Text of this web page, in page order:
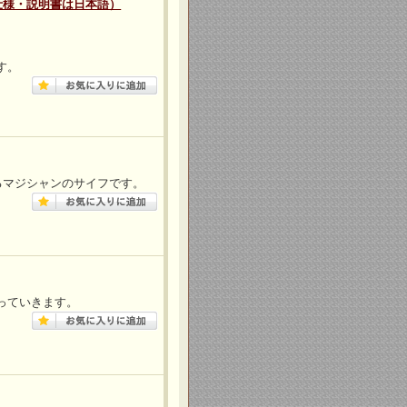
・説明書は日本語）
ジシャンのサイフです。
いきます。